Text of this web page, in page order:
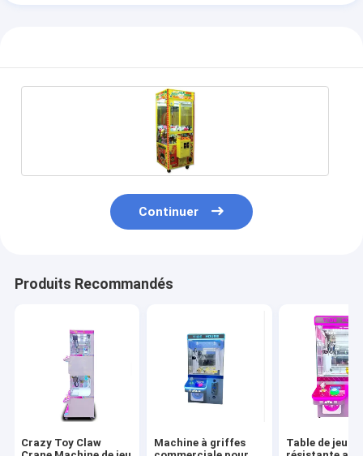
À la maison
Produits
Continuer
Produits Recommandés
Crazy Toy Claw
Machine à griffes
Table de jeu